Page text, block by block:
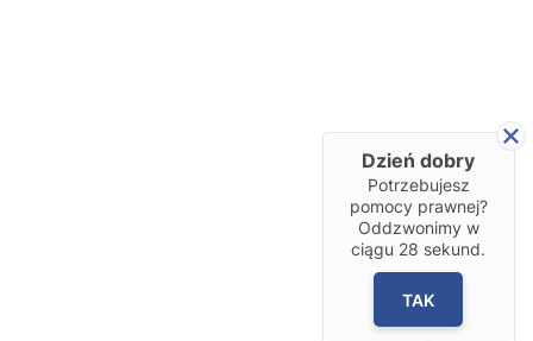
Dzień dobry
Potrzebujesz
pomocy prawnej?
Oddzwonimy w
ciągu 28 sekund.
TAK